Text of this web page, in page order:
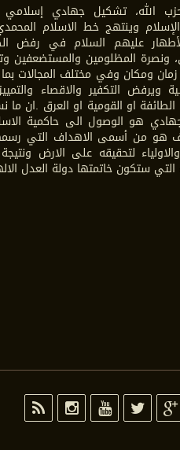
الله، تشكيل جهادي
وينتهج خط الاسلام
عليهم السلام في رفض
ونصرة المظلومين والمستضعفين
ومكان وفي مختلف المجالات بما
ويرفض التكفير والاقصاء
الطائفة او القومية او العرق .ان
هو الوصول الى حاكمية
من أسمى الاهداف التي
والاولياء لتحقيقه على الارض
التي ستكون خاتمتها دولة العدل